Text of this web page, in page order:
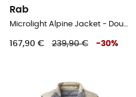
Rab
Microlight Alpine Jacket - Doudoune homme
167,90 € 239,90 € -30%